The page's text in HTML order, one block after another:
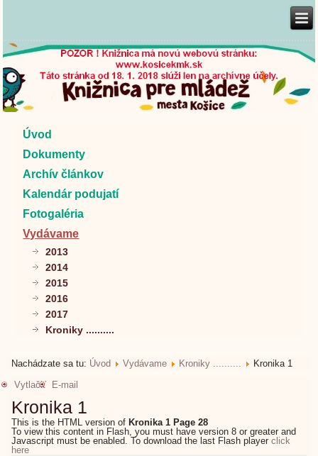
Úvod
Dokumenty
Archív článkov
Kalendár podujatí
Fotogaléria
Vydávame
2013
2014
2015
2016
2017
Kroniky ..........
Nachádzate sa tu: Úvod Vydávame Kroniky ..........
Kronika 1
Vytlačiť
E-mail
Kronika 1
This is the HTML version of Kronika 1 Page 28
To view this content in Flash, you must have version 8 or greater and
Javascript must be enabled. To download the last Flash playerclick
here